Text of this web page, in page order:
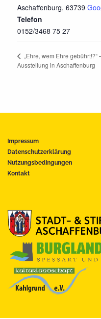
Aschaffenburg, 63739
Telefon
0152/3468 75 27
„Ehre, wem Ehre gebührt!?“
Ausstellung in Aschaffenburg
Impressum
Datenschutzerklärung
Nutzungsbedingungen
Kontakt